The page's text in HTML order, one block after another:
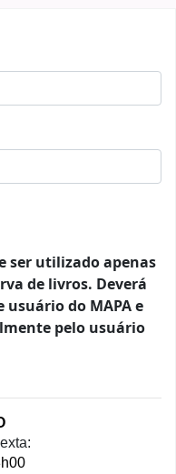
ser utilizado apenas
de livros. Deverá
do MAPA e
pelo usuário